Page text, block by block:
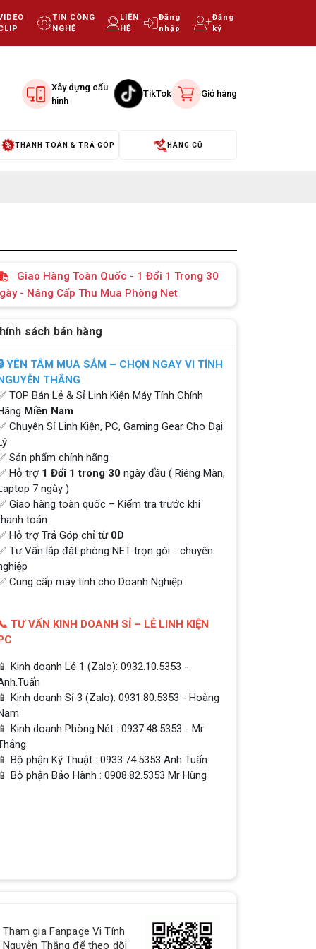
TIN CÔNG
NGHỆ
LIÊN
HỆ
Đăng
nhập
Đăng
ký
Xây dựng cấu
hình
TikTok Giỏ hàng
THANH TOÁN & TRẢ GÓP HÀNG CŨ
Giao Hàng Toàn Quốc - 1 Đổi 1 Trong 30
- Nâng Cấp Thu Mua Phòng Net
sách bán hàng
YÊN TÂM MUA SẮM – CHỌN NGAY VI TÍNH
THẮNG
TOP Bán Lẻ & Sỉ Linh Kiện Máy Tính Chính
Miền Nam
Chuyên Sỉ Linh Kiện, PC, Gaming Gear Cho Đại
Sản phẩm chính hãng
Hỗ trợ 1 Đổi 1 trong 30 ngày đầu ( Riêng Màn,
7 ngày )
Giao hàng toàn quốc – Kiểm tra trước khi
toán
Hỗ trợ Trả Góp chỉ từ 0D
Tư Vấn lắp đặt phòng NET trọn gói - chuyên
Cung cấp máy tính cho Doanh Nghiệp
TƯ VẤN KINH DOANH SỈ – LẺ LINH KIỆN
📱 Kinh doanh Lẻ 1 (Zalo): 0932.10.5353 -
📱 Kinh doanh Sỉ 3 (Zalo): 0931.80.5353 - Hoàng
📱 Kinh doanh Phòng Nét : 0937.48.5353 - Mr
📱 Bộ phận Kỹ Thuật : 0933.74.5353 Anh Tuấn
📱 Bộ phận Bảo Hành : 0908.82.5353 Mr Hùng
Tham gia Fanpage Vi Tính
Nguyễn Thắng để theo dõi
QUÀ TẶNG TƯNG BỪNG -
CHÀO MỪNG NĂM MỚI